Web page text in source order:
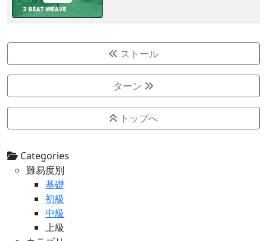
ストール
ターン
トップへ
Categories
難易度別
基礎
初級
中級
上級